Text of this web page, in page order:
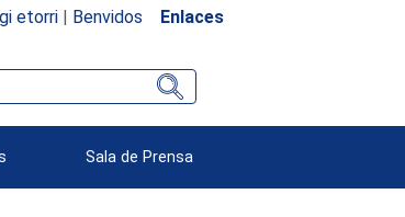
etorri| Benvidos Enlaces
Sala de Prensa